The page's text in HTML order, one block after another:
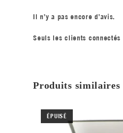
Il n’y a pas encore d’avis.
Seuls les clients
Produits similaires
ÉPUISÉ